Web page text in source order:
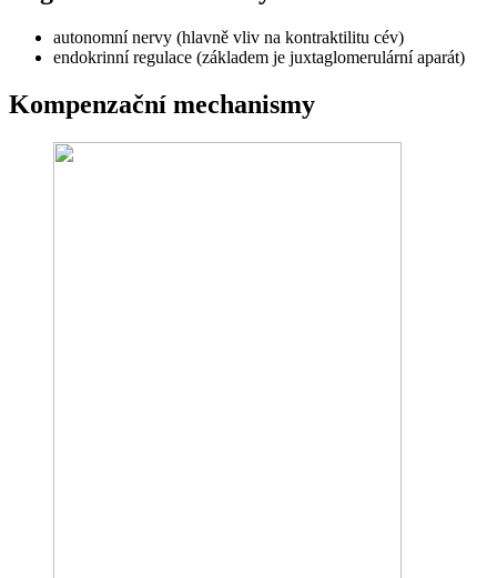
autonomní nervy (hlavně vliv na kontraktilitu cév)
endokrinní regulace (základem je juxtaglomerulární aparát)
Kompenzační mechanismy